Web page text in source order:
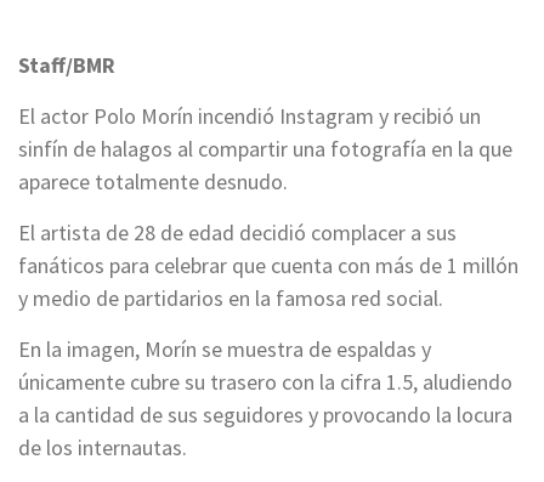
Staff/BMR
El actor Polo Morín incendió Instagram y recibió un
sinfín de halagos al compartir una fotografía en la que
aparece totalmente desnudo.
El artista de 28 de edad decidió complacer a sus
fanáticos para celebrar que cuenta con más de 1 millón
y medio de partidarios en la famosa red social.
En la imagen, Morín se muestra de espaldas y
únicamente cubre su trasero con la cifra 1.5, aludiendo
a la cantidad de sus seguidores y provocando la locura
de los internautas.